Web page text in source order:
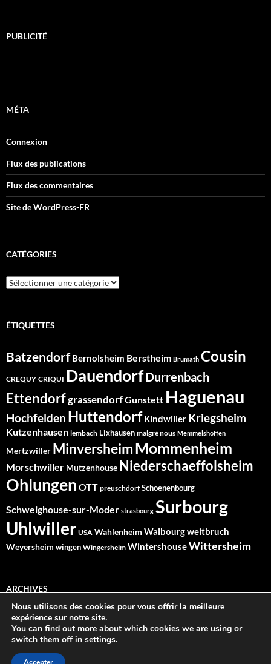
PUBLICITÉ
MÉTA
Connexion
Flux des publications
Flux des commentaires
Site de WordPress-FR
CATÉGORIES
Catégories
ÉTIQUETTES
Batzendorf Bernolsheim Berstheim Brumath Cousin
CREQUY CRIQUI DauendorfDurrenbach
EttendorfgrassendorfGunstett Haguenau
Hochfelden Huttendorf Kindwiller Kriegsheim
Kutzenhausen lembach Lixhausen malgré nous Memmelshoffen
Mertzwiller MinversheimMommenheim
Morschwiller Mutzenhouse Niederschaeffolsheim
Ohlungen OTT preuschdorf Schoenenbourg
Schweighouse-sur-Moder strasbourg Surbourg
Uhlwiller USA Wahlenheim Walbourgweitbruch
Weyersheim wingen Wingersheim WintershouseWittersheim
ARCHIVES
Archives
Nous utilisons des cookies pour vous offrir la meilleure
expérience sur notre site.
You can find out more about which cookies we are using or
switch them off in settings.